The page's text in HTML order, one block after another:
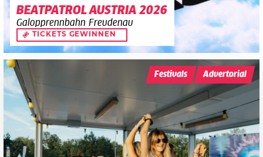
BEATPATROL AUSTRIA 2026
Galopprennbahn Freudenau
TICKETS GEWINNEN
Festivals Advertorial